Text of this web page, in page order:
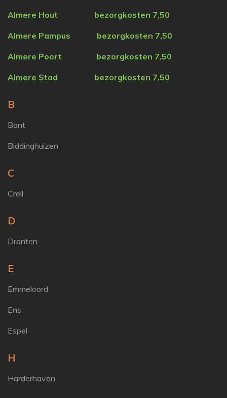
Almere Hout bezorgkosten 7,50
Almere Pampus bezorgkosten 7,50
Almere Poort bezorgkosten 7,50
Almere Stad bezorgkosten 7,50
B
Bant
Biddinghuizen
C
Creil
D
Dronten
E
Emmeloord
Ens
Espel
H
Harderhaven